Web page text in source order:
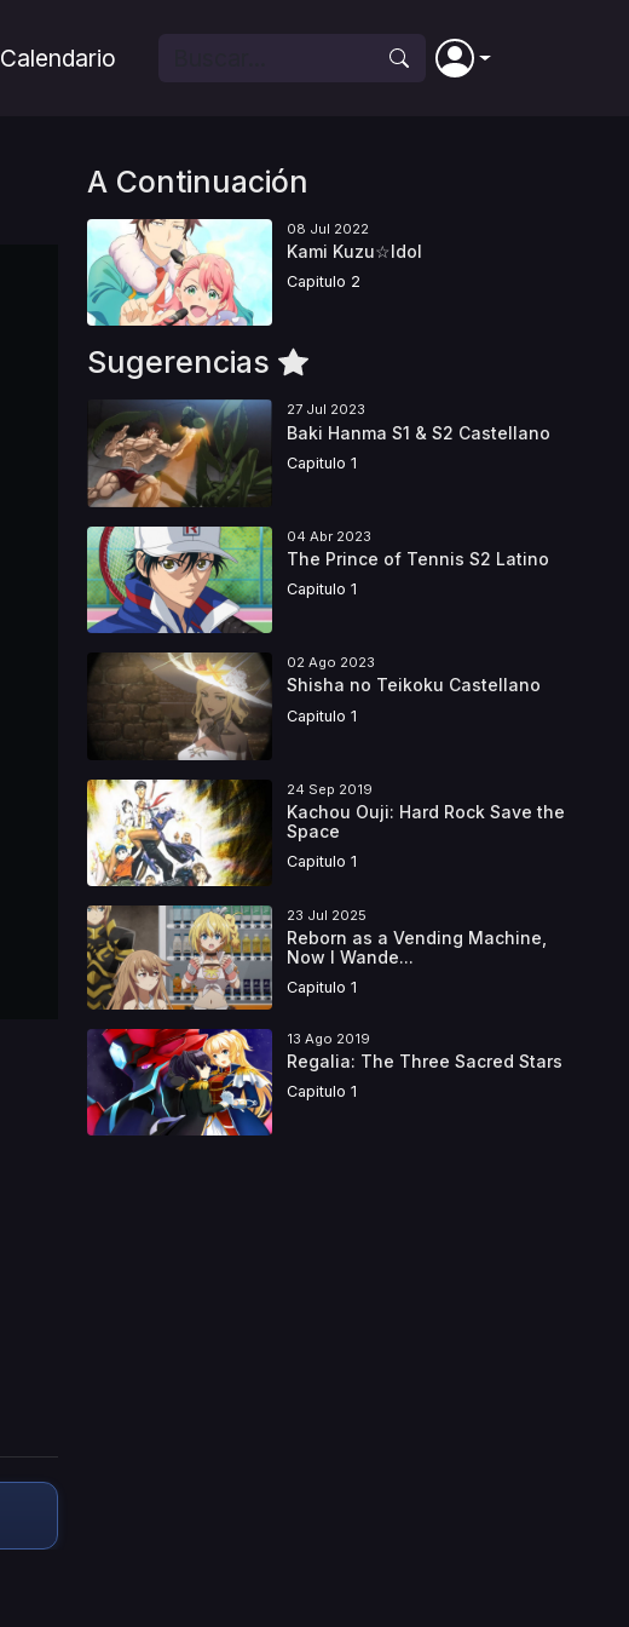
Calendario
A Continuación
08 Jul 2022
Kami Kuzu☆Idol
Capitulo 2
Sugerencias
27 Jul 2023
Baki Hanma S1 & S2 Castellano
Capitulo 1
04 Abr 2023
The Prince of Tennis S2 Latino
Capitulo 1
02 Ago 2023
Shisha no Teikoku Castellano
Capitulo 1
24 Sep 2019
Kachou Ouji: Hard Rock Save the
Space
Capitulo 1
23 Jul 2025
Reborn as a Vending Machine,
Now I Wande...
Capitulo 1
13 Ago 2019
Regalia: The Three Sacred Stars
Capitulo 1